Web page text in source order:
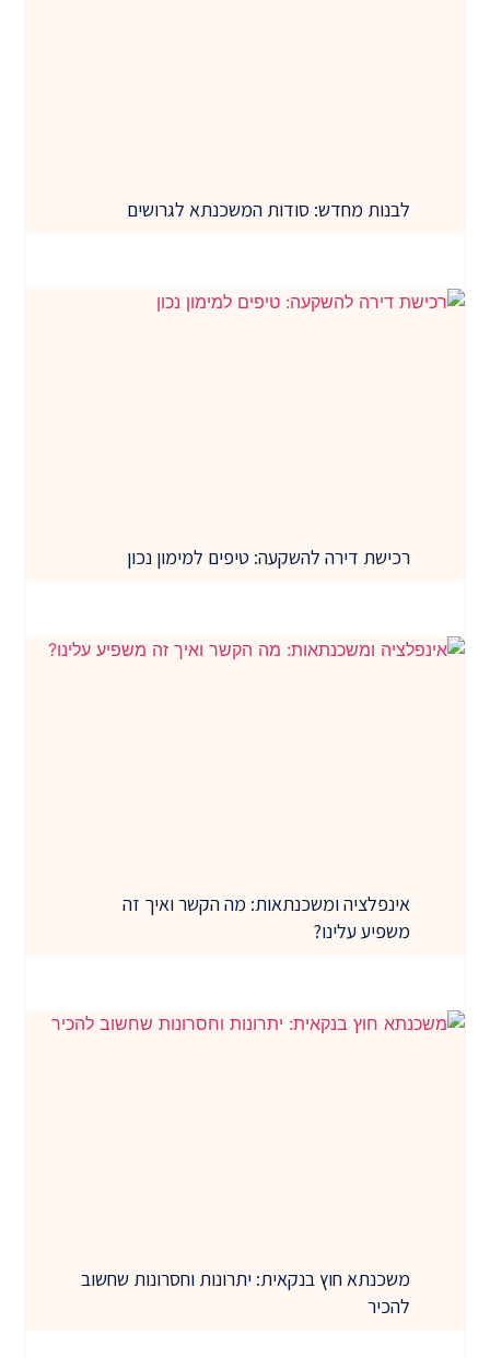
לבנות מחדש: סודות המשכנתא לגרושים
רכישת דירה להשקעה: טיפים למימון נכון
אינפלציה ומשכנתאות: מה הקשר ואיך זה
משפיע עלינו?
משכנתא חוץ בנקאית: יתרונות וחסרונות שחשוב